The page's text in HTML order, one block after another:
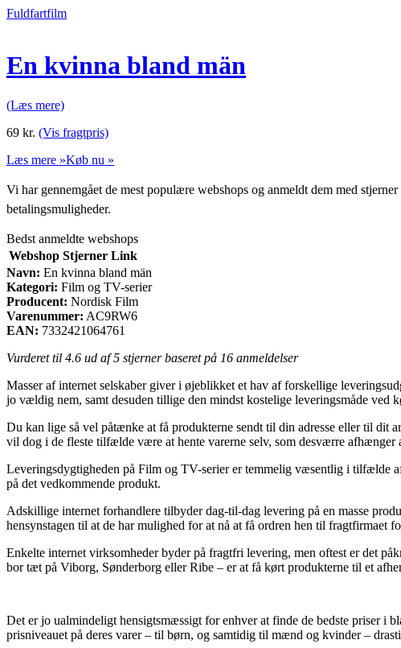
Fuldfartfilm
En kvinna bland män
(Læs mere)
69 kr. (Vis fragtpris)
Læs mere »Køb nu »
Vi har gennemgået de mest populære webshops og anmeldt dem med
betalingsmuligheder.
Bedst anmeldte webshops
Webshop Stjerner Link
Navn: En kvinna bland män
Kategori: Film og TV-serier
Producent: Nordisk Film
Varenummer: AC9RW6
EAN: 7332421064761
Vurderet til 4.6 ud af 5 stjerner baseret på 16 anmeldelser
Masser af internet selskaber giver i øjeblikket et hav af forskellige
jo vældig nem, samt desuden tillige den mindst kostelige leveringsmåde ved
Du kan lige så vel påtænke at få produkterne sendt til din adresse eller til dit
vil dog i de fleste tilfælde være at hente varerne selv, som desværre afhænger
Leveringsdygtigheden på Film og TV-serier er temmelig væsentlig i tilfælde
på det vedkommende produkt.
Adskillige internet forhandlere tilbyder dag-til-dag levering på en masse
hensynstagen til at de har mulighed for at nå at få ordren hen til fragtfirmaet
Enkelte internet virksomheder byder på fragtfri levering, men oftest er det
bor tæt på Viborg, Sønderborg eller Ribe – er at få kørt produkterne til et
Det er jo ualmindeligt hensigtsmæssigt for enhver at finde de bedste priser i
prisniveauet på deres varer – til børn, og samtidig til mænd og kvinder –